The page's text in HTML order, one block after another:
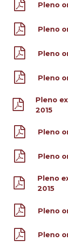
Pleno
Pleno
Pleno
Pleno
Pleno
2015
Pleno
Pleno
Pleno
2015
Pleno
Pleno